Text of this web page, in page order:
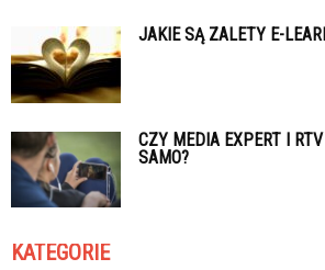
JAKIE SĄ ZALETY E-
CZY MEDIA EXPERT I
SAMO?
KATEGORIE